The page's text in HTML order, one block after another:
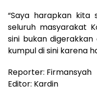
“Saya harapkan kita
seluruh masyarakat
sini bukan
kumpul di sini karena
Reporter: Firmansyah
Editor: Kardin